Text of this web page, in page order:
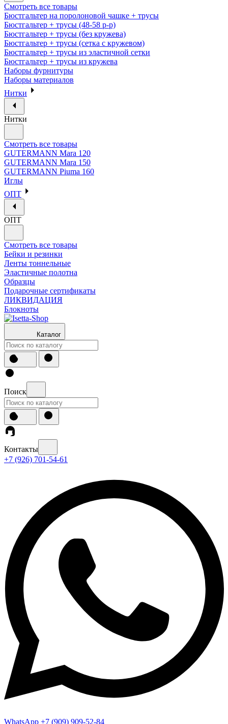
Смотреть все товары
Бюстгальтер на поролоновой чашке + трусы
Бюстгальтер + трусы (48-58 р-р)
Бюстгальтер + трусы (без кружева)
Бюстгальтер + трусы (сетка с кружевом)
Бюстгальтер + трусы из эластичной сетки
Бюстгальтер + трусы из кружева
Наборы фурнитуры
Наборы материалов
Нитки
Нитки
Смотреть все товары
GUTERMANN Mara 120
GUTERMANN Mara 150
GUTERMANN Piuma 160
Иглы
ОПТ
ОПТ
Смотреть все товары
Бейки и резинки
Ленты тоннельные
Эластичные полотна
Образцы
Подарочные сертификаты
ЛИКВИДАЦИЯ
Блокноты
Каталог
Поиск
Контакты
+7 (926) 701-54-61
WhatsApp +7 (909) 909-52-84